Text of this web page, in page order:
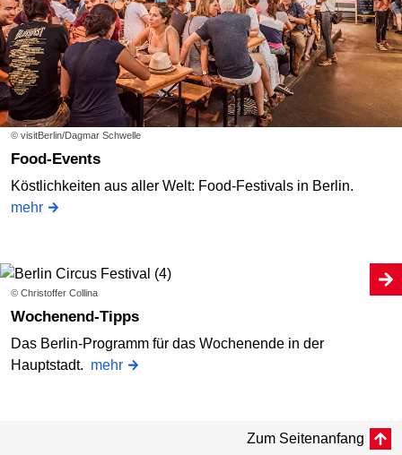
© visitBerlin/Dagmar Schwelle
Food-Events
Köstlichkeiten aus aller Welt: Food-Festivals in Berlin.
mehr
© Christoffer Collina
Wochenend-Tipps
Das Berlin-Programm für das Wochenende in der
Hauptstadt. mehr
Zum Seitenanfang